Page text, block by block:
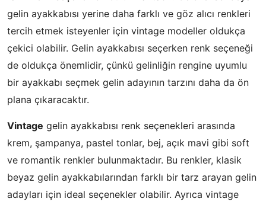
gelin ayakkabısı yerine daha farklı ve göz alıcı renkleri
tercih etmek isteyenler için vintage modeller oldukça
çekici olabilir. Gelin ayakkabısı seçerken renk seçeneği
de oldukça önemlidir, çünkü gelinliğin rengine uyumlu
bir ayakkabı seçmek gelin adayının tarzını daha da ön
plana çıkaracaktır.
Vintage gelin ayakkabısı renk seçenekleri arasında
krem, şampanya, pastel tonlar, bej, açık mavi gibi soft
ve romantik renkler bulunmaktadır. Bu renkler, klasik
beyaz gelin ayakkabılarından farklı bir tarz arayan gelin
adayları için ideal seçenekler olabilir. Ayrıca vintage